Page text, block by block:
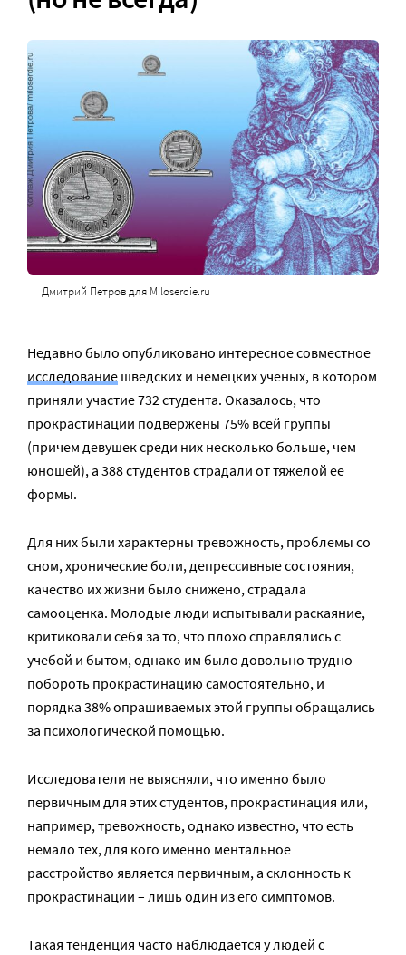
Дмитрий Петров для Miloserdie.ru
Недавно было опубликовано интересное совместное
исследование шведских и немецких ученых, в котором
приняли участие 732 студента. Оказалось, что
прокрастинации подвержены 75% всей группы
(причем девушек среди них несколько больше, чем
юношей), а 388 студентов страдали от тяжелой ее
формы.
Для них были характерны тревожность, проблемы со
сном, хронические боли, депрессивные состояния,
качество их жизни было снижено, страдала
самооценка. Молодые люди испытывали раскаяние,
критиковали себя за то, что плохо справлялись с
учебой и бытом, однако им было довольно трудно
побороть прокрастинацию самостоятельно, и
порядка 38% опрашиваемых этой группы обращались
за психологической помощью.
Исследователи не выясняли, что именно было
первичным для этих студентов, прокрастинация или,
например, тревожность, однако известно, что есть
немало тех, для кого именно ментальное
расстройство является первичным, а склонность к
прокрастинации – лишь один из его симптомов.
Такая тенденция часто наблюдается у людей с